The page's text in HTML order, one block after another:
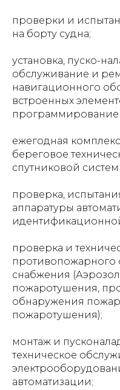
проверки и
на борту судна;
установка, пуско-
обслуживание и
навигационного
встроенных
ежегодная
береговое
спутниковой
проверка,
аппаратуры
проверка и
противопожарного
снабжения
пожаротушения,
обнаружения
пожаротушения);
монтаж и
техническое
автоматизации;